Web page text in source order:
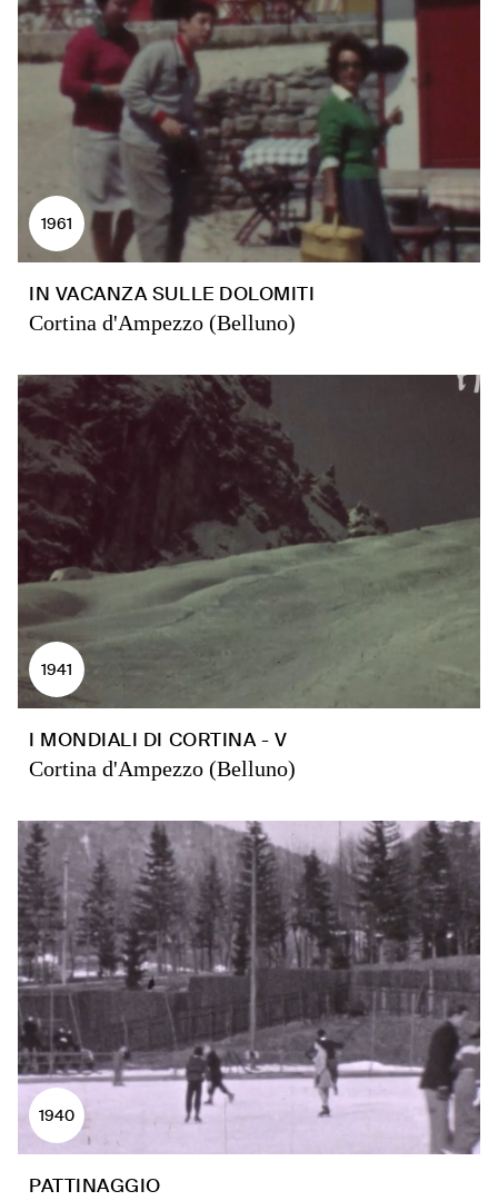
1961
IN VACANZA SULLE DOLOMITI
Cortina d'Ampezzo (Belluno)
1941
I MONDIALI DI CORTINA - V
Cortina d'Ampezzo (Belluno)
1940
PATTINAGGIO